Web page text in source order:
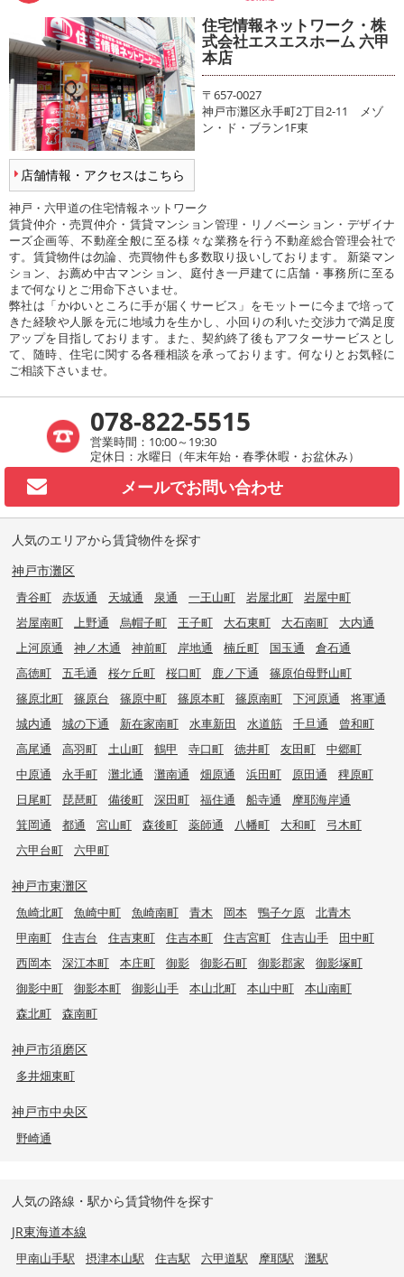
店舗情報・アクセスはこちら
住宅情報ネットワーク・株
式会社エスエスホーム 六甲
本店
〒657-0027
神戸市灘区永手町2丁目2-11 メゾ
ン・ド・ブラン1F東
神戸・六甲道の住宅情報ネットワーク
賃貸仲介・売買仲介・賃貸マンション管理・リノベーション・デザイナ
ーズ企画等、不動産全般に至る様々な業務を行う不動産総合管理会社で
す。賃貸物件は勿論、売買物件も多数取り扱いしております。 新築マン
ション、お薦め中古マンション、庭付き一戸建てに店舗・事務所に至る
まで何なりとご用命下さいませ。
弊社は「かゆいところに手が届くサービス」をモットーに今まで培って
きた経験や人脈を元に地域力を生かし、小回りの利いた交渉力で満足度
アップを目指しております。また、契約終了後もアフターサービスとし
て、随時、住宅に関する各種相談を承っております。何なりとお気軽に
ご相談下さいませ。
078-822-5515
営業時間：10:00～19:30
定休日：水曜日（年末年始・春季休暇・お盆休み）
メールでお問い合わせ
人気のエリアから賃貸物件を探す
神戸市灘区
青谷町 赤坂通 天城通 泉通 一王山町 岩屋北町
岩屋中町
岩屋南町
上野通 烏帽子町 王子町 大石東町 大石南町
大内通
上河原通
神ノ木通 神前町 岸地通 楠丘町 国玉通
倉石通
高徳町
五毛通 桜ケ丘町 桜口町 鹿ノ下通
篠原伯母野山町
篠原北町
篠原台 篠原中町 篠原本町 篠原南町 下河原通
将軍通
城内通
城の下通 新在家南町 水車新田 水道筋 千旦通
曾和町
高尾通
高羽町 土山町 鶴甲 寺口町 徳井町 友田町
中郷町
中原通
永手町 灘北通 灘南通 畑原通 浜田町 原田通
稗原町
日尾町
琵琶町 備後町 深田町 福住通 船寺通
摩耶海岸通
箕岡通
都通 宮山町 森後町 薬師通 八幡町 大和町
弓木町
六甲台町
六甲町
神戸市東灘区
魚崎北町 魚崎中町 魚崎南町 青木 岡本 鴨子ケ原
北青木
甲南町
住吉台 住吉東町 住吉本町 住吉宮町 住吉山手
田中町
西岡本
深江本町 本庄町 御影 御影石町 御影郡家
御影塚町
御影中町
御影本町 御影山手 本山北町 本山中町
本山南町
森北町
森南町
神戸市須磨区
多井畑東町
神戸市中央区
野崎通
人気の路線・駅から賃貸物件を探す
JR東海道本線
甲南山手駅 摂津本山駅 住吉駅 六甲道駅 摩耶駅 灘駅